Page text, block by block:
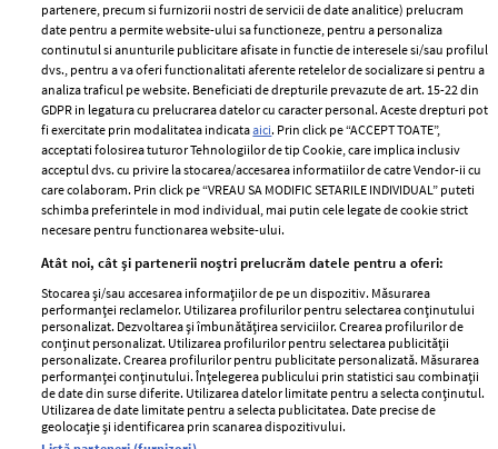
ELLE Style Awards
2024
Despre ELLE
Romania
Contact
Abonamente
Termeni si conditii
Politica de
confidențialitate
Politica de cookies
Publicitate
GSP
Unica
Baby
Retete
femei
Viva
Avantaje
Retete practice
Pariază responsabil! Decizia ONJN nr. 821/25.09.2025.
partenere, precum si furnizorii nostri de servicii de date analitice) prelucram
date pentru a permite website-ului sa functioneze, pentru a personaliza
continutul si anunturile publicitare afisate in functie de interesele si/sau profilul
dvs., pentru a va oferi functionalitati aferente retelelor de socializare si pentru a
analiza traficul pe website. Beneficiati de drepturile prevazute de art. 15-22 din
GDPR in legatura cu prelucrarea datelor cu caracter personal. Aceste drepturi pot
fi exercitate prin modalitatea indicataaici. Prin click pe “ACCEPT TOATE”,
acceptati folosirea tuturor Tehnologiilor de tip Cookie, care implica inclusiv
acceptul dvs. cu privire la stocarea/accesarea informatiilor de catre Vendor-ii cu
care colaboram. Prin click pe “VREAU SA MODIFIC SETARILE INDIVIDUAL” puteti
schimba preferintele in mod individual, mai putin cele legate de cookie strict
necesare pentru functionarea website-ului.
Atât noi, cât și partenerii noștri prelucrăm datele pentru a oferi:
Stocarea și/sau accesarea informațiilor de pe un dispozitiv. Măsurarea
performanței reclamelor. Utilizarea profilurilor pentru selectarea conținutului
personalizat. Dezvoltarea și îmbunătățirea serviciilor. Crearea profilurilor de
conținut personalizat. Utilizarea profilurilor pentru selectarea publicității
personalizate. Crearea profilurilor pentru publicitate personalizată. Măsurarea
performanței conținutului. Înțelegerea publicului prin statistici sau combinații
de date din surse diferite. Utilizarea datelor limitate pentru a selecta conținutul.
Utilizarea de date limitate pentru a selecta publicitatea. Date precise de
geolocație și identificarea prin scanarea dispozitivului.